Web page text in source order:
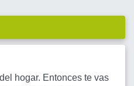
hogar. Entonces te vas